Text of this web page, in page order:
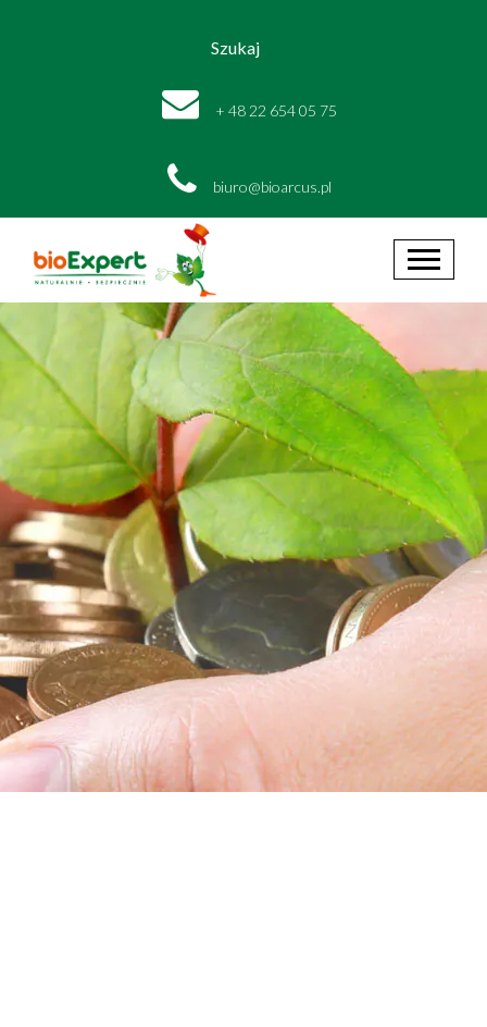
Szukaj
+ 48 22 654 05 75
biuro@bioarcus.pl